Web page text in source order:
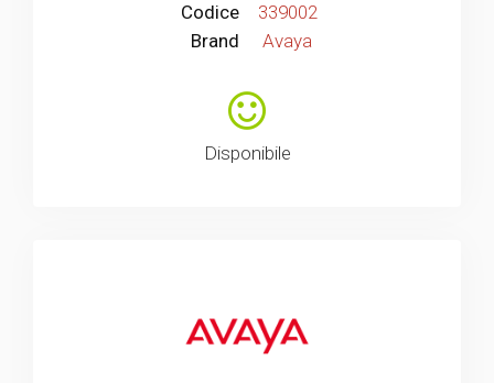
Codice
339002
Brand
Avaya
Disponibile